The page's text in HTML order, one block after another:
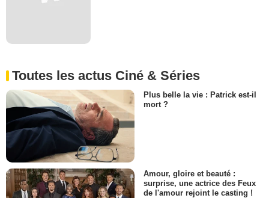
Toutes les actus Ciné & Séries
Plus belle la vie : Patrick est-il
mort ?
Amour, gloire et beauté :
surprise, une actrice des Feux
de l'amour rejoint le casting !